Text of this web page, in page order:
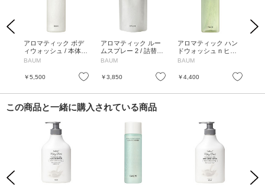
Previous
お気に入り
アロマティック ボデ
ィウォッシュ / 本体 /
460mL / 樹木の香り
BAUM
￥5,500 お気に入り
アロマティック ルー
ムスプレー 2 / 詰替え
/ 80mL / フォレスト
BAUM
￥3,850 お気に入り
アロマティック ハン
ドウォッシュ n ヒノ
キ フォレスト / 本体 /
ひのきの森で、深呼吸
する香り
BAUM
￥4,400
Next
この商品と一緒に購入されている商品
Previous Next